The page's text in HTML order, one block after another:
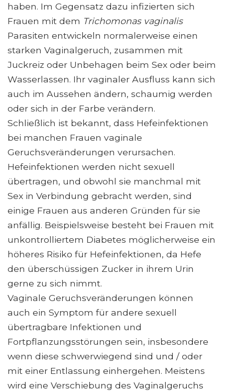
haben. Im Gegensatz dazu infizierten sich
Frauen mit dem Trichomonas vaginalis
Parasiten entwickeln normalerweise einen
starken Vaginalgeruch, zusammen mit
Juckreiz oder Unbehagen beim Sex oder beim
Wasserlassen. Ihr vaginaler Ausfluss kann sich
auch im Aussehen ändern, schaumig werden
oder sich in der Farbe verändern.
Schließlich ist bekannt, dass Hefeinfektionen
bei manchen Frauen vaginale
Geruchsveränderungen verursachen.
Hefeinfektionen werden nicht sexuell
übertragen, und obwohl sie manchmal mit
Sex in Verbindung gebracht werden, sind
einige Frauen aus anderen Gründen für sie
anfällig. Beispielsweise besteht bei Frauen mit
unkontrolliertem Diabetes möglicherweise ein
höheres Risiko für Hefeinfektionen, da Hefe
den überschüssigen Zucker in ihrem Urin
gerne zu sich nimmt.
Vaginale Geruchsveränderungen können
auch ein Symptom für andere sexuell
übertragbare Infektionen und
Fortpflanzungsstörungen sein, insbesondere
wenn diese schwerwiegend sind und / oder
mit einer Entlassung einhergehen. Meistens
wird eine Verschiebung des Vaginalgeruchs